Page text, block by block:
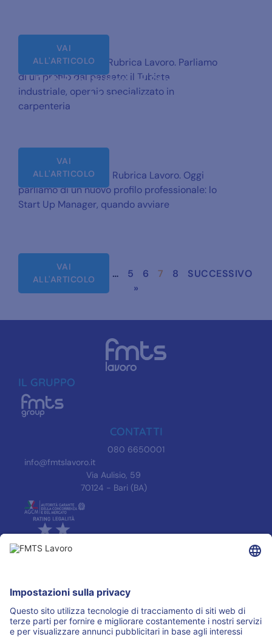
VAI
ALL'ARTICOLO
Sesta puntata della Rubrica Lavoro. Parliamo
di un profilo dal passato: il Tubista
industriale, operaio specializzato in
carpenteria
VAI
ALL'ARTICOLO
Rubrica lavoro: lo Start Up
Manager
Quinta puntata della Rubrica Lavoro. Oggi
parliamo di un nuovo profilo professionale: lo
Start Up Manager, quando avviare
VAI
ALL'ARTICOLO
« PRECEDENTE … 5 6 7 8
SUCCESSIVO
»
IL GRUPPO
CONTATTI
080 6650001
info@fmtslavoro.it
Via Aulisio, 59
70124 - Bari (BA)
Accreditamenti
ASSOCIAZIONI